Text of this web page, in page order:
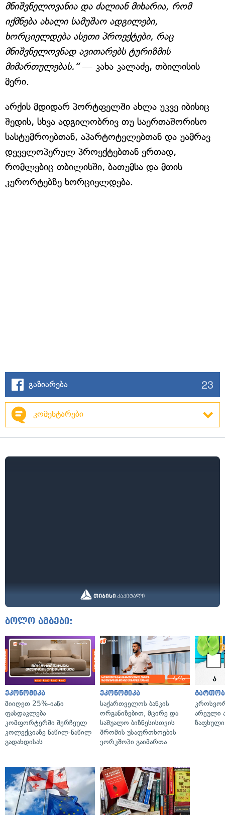
მნიშვნელოვანია და ძალიან მიხარია, რომ
იქმნება ახალი სამუშაო ადგილები,
ხორციელდება ასეთი პროექტები, რაც
მნიშვნელოვნად ავითარებს ტურიზმის
მიმართულებას.“— კახა კალაძე, თბილისის
მერი.
არქის მდიდარ პორტფელში ახლა უკვე იბისიც
შედის, სხვა ადგილობრივ თუ საერთაშორისო
სასტუმროებთან, აპარტოტელებთან და უამრავ
დეველოპერულ პროექტებთან ერთად,
რომლებიც თბილისში, ბათუმსა და მთის
კურორტებზე ხორციელდება.
გაზიარება 23
კომენტარები
ბოლო ამბები:
ეკონომიკა
მიიღეთ 25%-იანი
ფასდაკლება
კომფორტერში შერჩეულ
კოლექციაზე ნაწილ-ნაწილ
გადახდისას
ეკონომიკა
საქართველოს ბანკის
ორგანიზებით, მცირე და
საშუალო ბიზნესისთვის
შრომის უსაფრთხოების
ვორკშოპი გაიმართა
არეული